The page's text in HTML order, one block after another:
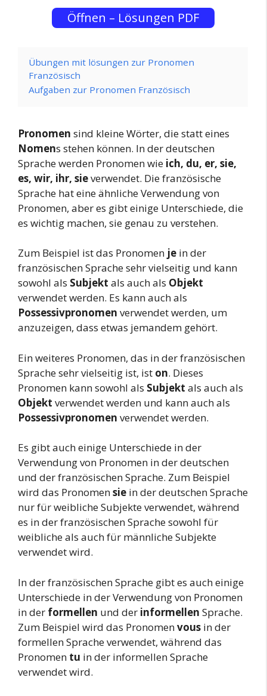
Öffnen – Lösungen PDF
Übungen mit lösungen zur Pronomen
Französisch
Aufgaben zur Pronomen Französisch
Pronomen sind kleine Wörter, die statt eines
Nomens stehen können. In der deutschen
Sprache werden Pronomen wie ich, du, er, sie,
es, wir, ihr, sieverwendet. Die französische
Sprache hat eine ähnliche Verwendung von
Pronomen, aber es gibt einige Unterschiede, die
es wichtig machen, sie genau zu verstehen.
Zum Beispiel ist das Pronomen je in der
französischen Sprache sehr vielseitig und kann
sowohl als Subjekt als auch als Objekt
verwendet werden. Es kann auch als
Possessivpronomen verwendet werden, um
anzuzeigen, dass etwas jemandem gehört.
Ein weiteres Pronomen, das in der französischen
Sprache sehr vielseitig ist, ist on. Dieses
Pronomen kann sowohl als Subjekt als auch als
Objekt verwendet werden und kann auch als
Possessivpronomen verwendet werden.
Es gibt auch einige Unterschiede in der
Verwendung von Pronomen in der deutschen
und der französischen Sprache. Zum Beispiel
wird das Pronomensie in der deutschen Sprache
nur für weibliche Subjekte verwendet, während
es in der französischen Sprache sowohl für
weibliche als auch für männliche Subjekte
verwendet wird.
In der französischen Sprache gibt es auch einige
Unterschiede in der Verwendung von Pronomen
in der formellen und der informellen Sprache.
Zum Beispiel wird das Pronomenvous in der
formellen Sprache verwendet, während das
Pronomen tu in der informellen Sprache
verwendet wird.